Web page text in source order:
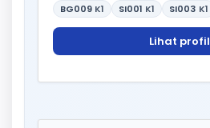
BG009 K1 SI001 K1 SI003 K1
Lihat profil